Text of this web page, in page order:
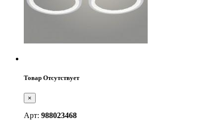
Товар Отсутствует
×
Арт: 988023468